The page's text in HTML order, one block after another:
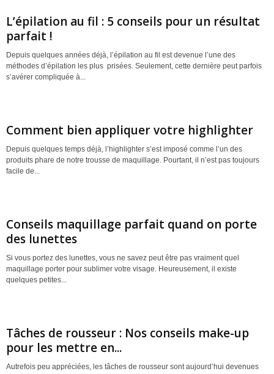
L’épilation au fil : 5 conseils pour un résultat
parfait !
Depuis quelques années déjà, l’épilation au fil est devenue l’une des
méthodes d’épilation les plus prisées. Seulement, cette dernière peut parfois
s’avérer compliquée à...
Comment bien appliquer votre highlighter
Depuis quelques temps déjà, l’highlighter s’est imposé comme l’un des
produits phare de notre trousse de maquillage. Pourtant, il n’est pas toujours
facile de...
Conseils maquillage parfait quand on porte
des lunettes
Si vous portez des lunettes, vous ne savez peut être pas vraiment quel
maquillage porter pour sublimer votre visage. Heureusement, il existe
quelques petites...
Tâches de rousseur : Nos conseils make-up
pour les mettre en...
Autrefois peu appréciées, les tâches de rousseur sont aujourd’hui devenues